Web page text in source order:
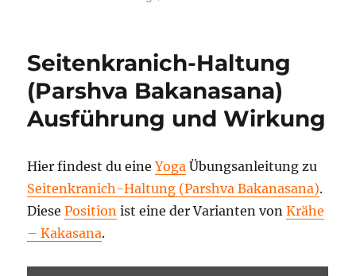
Video
Seitenkranich-Haltung
(Parshva Bakanasana)
Ausführung und Wirkung
Hier findest du eineYoga Übungsanleitung zu
Seitenkranich-Haltung (Parshva Bakanasana).
DiesePosition ist eine der Varianten vonKrähe
– Kakasana.